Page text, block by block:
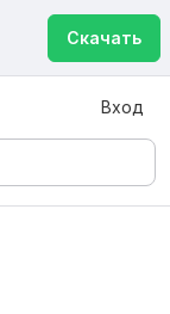
Скачать
Вход